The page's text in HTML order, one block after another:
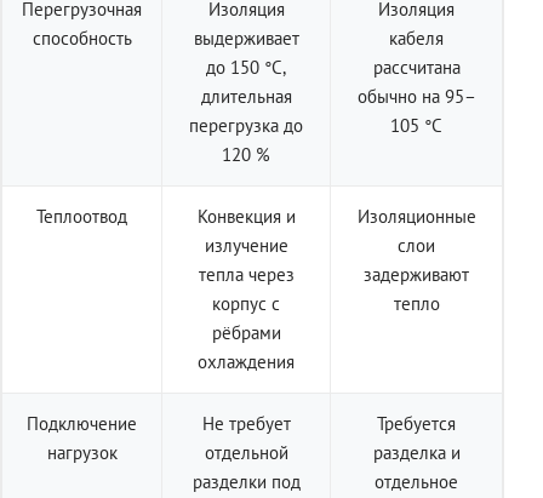
Перегрузочная
способность
Изоляция
выдерживает
до 150 °C,
длительная
перегрузка до
120 %
Изоляция
кабеля
рассчитана
обычно на 95–
105 °C
Теплоотвод
Конвекция и
излучение
тепла через
корпус с
рёбрами
охлаждения
Изоляционные
слои
задерживают
тепло
Подключение
нагрузок
Не требует
отдельной
разделки под
Требуется
разделка и
отдельное